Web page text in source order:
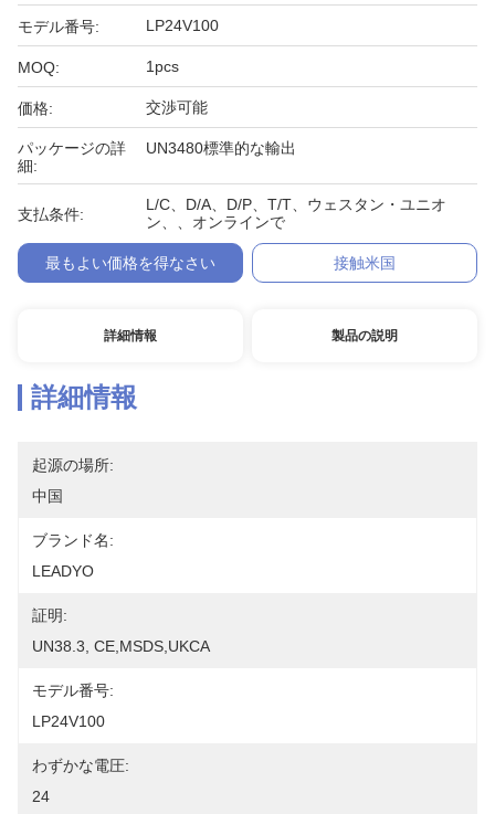
モデル番号: LP24V100
MOQ: 1pcs
価格: 交渉可能
パッケージの詳
細:
UN3480標準的な輸出
支払条件:
L/C、D/A、D/P、T/T、ウェスタン・ユニオ
ン、、オンラインで
最もよい価格を得なさい 接触米国
詳細情報 製品の説明
詳細情報
起源の場所:
中国
ブランド名:
LEADYO
証明:
UN38.3, CE,MSDS,UKCA
モデル番号:
LP24V100
わずかな電圧:
24